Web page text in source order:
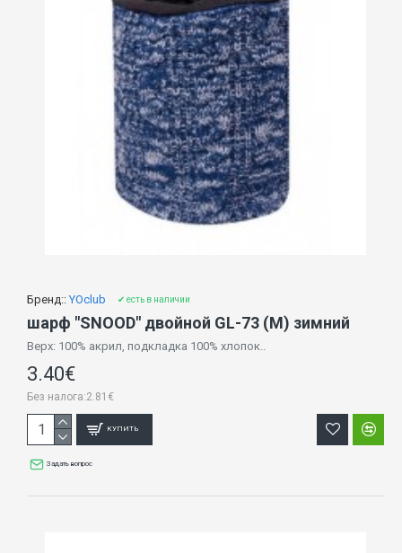
Бренд:: YOclub ✔ есть в наличии
шарф "SNOOD" двойной GL-73 (M) зимний
Верх: 100% акрил, подкладка 100% хлопок..
3.40€
Без налога:2.81€
КУПИТЬ
Задать вопрос